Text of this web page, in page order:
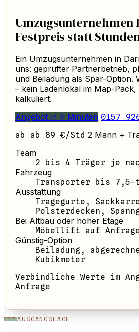
Umzugsunternehmen
Festpreis statt
Ein Umzugsunternehmen in
uns: geprüfter Partnerbetrieb,
und Beiladung als Spar-Option.
– kein Ladenlokal im Map-
kalkuliert.
Angebot in 4 Minuten 0157
ab ab 89 €/Std 2 Mann +
Team
2 bis 4 Träger je
Fahrzeug
Transporter bis 7,5-
Ausstattung
Tragegurte,
Polsterdecken,
Bei Altbau oder hoher Etage
Möbellift auf
Günstig-Option
Beiladung,
Kubikmeter
Verbindliche Werte im
Anfrage
AUSGANGSLAGE